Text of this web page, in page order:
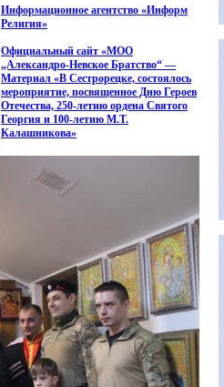
Информационное агентство «Информ
Религия»
Официальный сайт «МОО
„Александро-Невское Братство“ —
Материал «В Сестрорецке, состоялось
мероприятие, посвященное Дню Героев
Отечества, 250-летию ордена Святого
Георгия и 100-летию М.Т.
Калашникова»